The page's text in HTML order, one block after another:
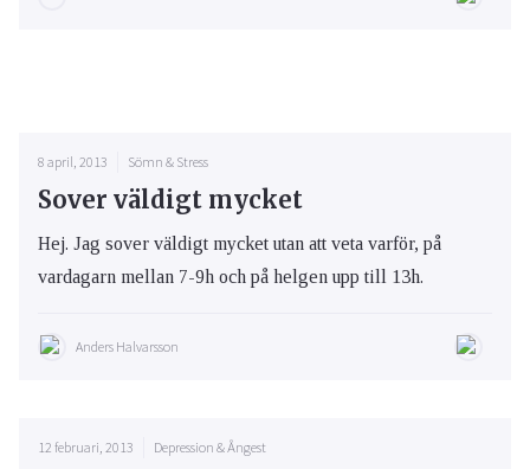
8 april, 2013 Sömn & Stress
Sover väldigt mycket
Hej. Jag sover väldigt mycket utan att veta varför, på
vardagarn mellan 7-9h och på helgen upp till 13h.
Anders Halvarsson
12 februari, 2013 Depression & Ångest